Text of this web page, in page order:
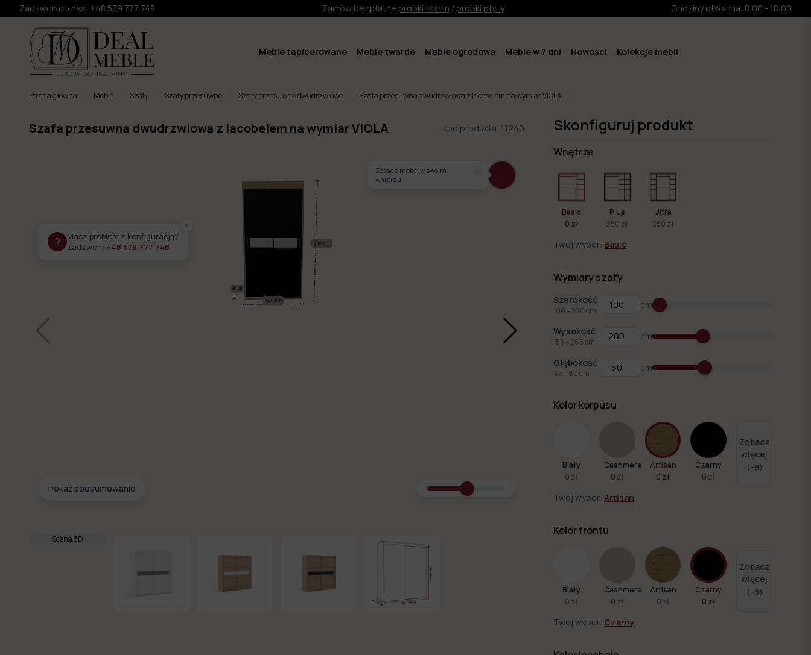
Zadzwoń do nas: +48 579 777 748 Zamów bezpłatne próbki tkanin / próbki płyty Godziny otwarcia: 8:00 - 18:00
Meble tapicerowane Meble twarde Meble ogrodowe Meble w 7 dni Nowości Kolekcje mebli
Strona główna Meble Szafy Szafy przesuwne Szafy przesuwne dwudrzwiowe Szafa przesuwna dwudrzwiowa z lacobelem na wymiar VIOLA
Szafa przesuwna dwudrzwiowa z lacobelem na wymiar VIOLA Kod produktu: 11240
Zobacz mebel w swoim
wnętrzu
?
Masz problem z konfiguracją?
Zadzwoń: +48 579 777 748
✕
Pokaż podsumowanie
Scena 3D
Skonfiguruj produkt
Wnętrze
Basic
0 zł
Plus
250 zł
Ultra
250 zł
Twój wybór: Basic
Wymiary szafy
Szerokość
100 –220cm
cm
Wysokość
155 –265cm
cm
Głębokość
45 –80cm
cm
Kolor korpusu
Biały
0 zł
Cashmere
0 zł
Artisan
0 zł
Czarny
0 zł
Zobacz
więcej
(+9)
Twój wybór: Artisan
Kolor frontu
Biały
0 zł
Cashmere
0 zł
Artisan
0 zł
Czarny
0 zł
Zobacz
więcej
(+9)
Twój wybór: Czarny